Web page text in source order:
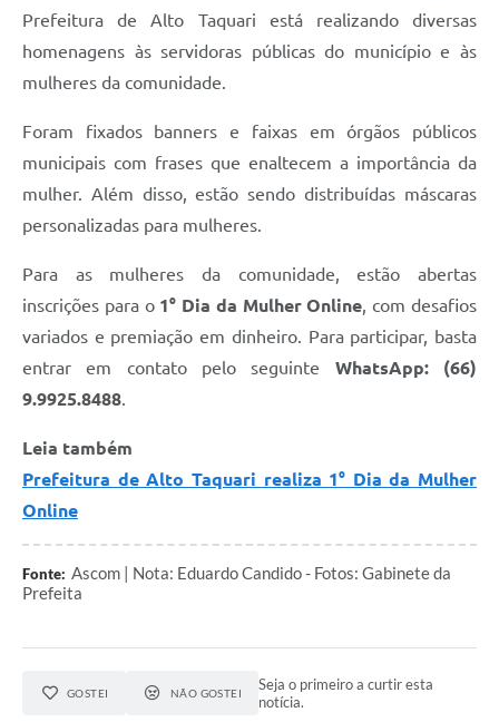
Prefeitura de Alto Taquari está realizando diversas
homenagens às servidoras públicas do município e às
mulheres da comunidade.
Foram fixados banners e faixas em órgãos públicos
municipais com frases que enaltecem a importância da
mulher. Além disso, estão sendo distribuídas máscaras
personalizadas para mulheres.
Para as mulheres da comunidade, estão abertas
inscrições para o 1° Dia da Mulher Online , com desafios
variados e premiação em dinheiro. Para participar, basta
entrar em contato pelo seguinte WhatsApp: (66)
9.9925.8488
Leia também
Prefeitura de Alto Taquari realiza 1° Dia da Mulher
Online
Fonte: Ascom | Nota: Eduardo Candido - Fotos: Gabinete da
Prefeita
GOSTEI NÃO GOSTEI
Seja o primeiro a curtir esta
notícia.